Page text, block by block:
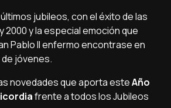
jubileos, con el éxito de las
2000 y la especial emoción que
Pablo II enfermo encontrase en
de jóvenes.
novedades que aporta esteAño
frente a todos los Jubileos